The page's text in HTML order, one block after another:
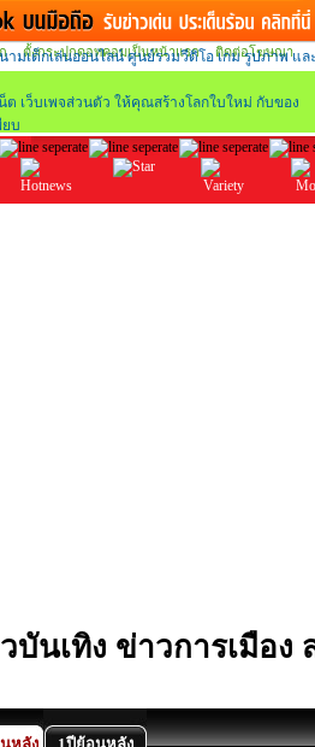
ข่าวสั้น
หนังใหม่
ผู้หญิง
ทำนายฝัน
ตั้งกระปุกดอทคอมเป็นหน้าแรก ติดต่อโฆษณา
บันเทิง ข่าวการเมือ